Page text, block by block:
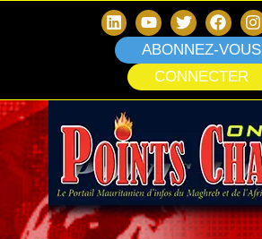
ABONNEZ-VOUS
CONNECTER